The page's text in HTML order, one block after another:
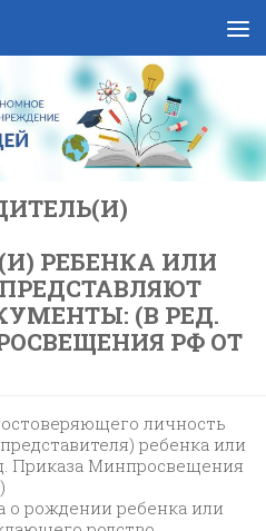
РЕБЕНКА ИЛИ
(В РЕД.
РФ ОТ
личность
ребенка или
Приказа Минпросвещения
)
о рождении ребенка или